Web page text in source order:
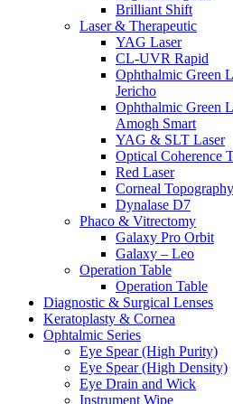
Brilliant Shift
Laser & Therapeutic
YAG Laser
CL-UVR Rapid
Ophthalmic Green
Jericho
Ophthalmic Green
Amogh Smart
YAG & SLT Laser
Optical Coherence
Red Laser
Corneal Topography
Dynalase D7
Phaco & Vitrectomy
Galaxy Pro Orbit
Galaxy – Leo
Operation Table
Operation Table
Diagnostic & Surgical Lenses
Keratoplasty & Cornea
Ophtalmic Series
Eye Spear (High Purity)
Eye Spear (High Density)
Eye Drain and Wick
Instrument Wipe